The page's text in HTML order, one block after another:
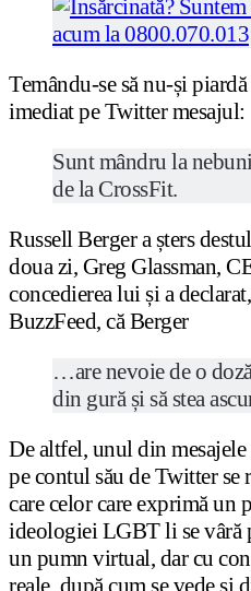
Temându-se să nu-și
imediat pe Twitter mesajul:
Sunt mândru la
de la CrossFit.
Russell Berger a șters
doua zi, Greg Glassman,
concedierea lui și a
BuzzFeed, că Berger
…are nevoie de o
din gură și să stea
De altfel, unul din mesajele
pe contul său de Twitter se
care celor care exprimă un
ideologiei LGBT li se vâră
un pumn virtual, dar cu
reale, după cum se vede și